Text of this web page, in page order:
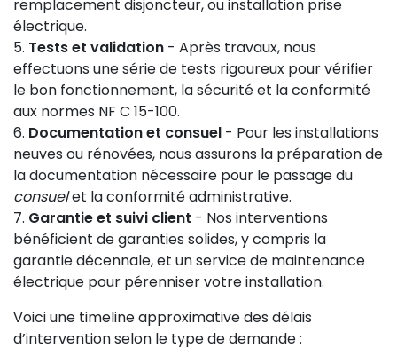
remplacement disjoncteur, ou installation prise
électrique.
Tests et validation - Après travaux, nous
effectuons une série de tests rigoureux pour vérifier
le bon fonctionnement, la sécurité et la conformité
aux normes NF C 15-100.
Documentation et consuel - Pour les installations
neuves ou rénovées, nous assurons la préparation de
la documentation nécessaire pour le passage du
consuelet la conformité administrative.
Garantie et suivi client - Nos interventions
bénéficient de garanties solides, y compris la
garantie décennale, et un service de maintenance
électrique pour pérenniser votre installation.
Voici une timeline approximative des délais
d’intervention selon le type de demande :